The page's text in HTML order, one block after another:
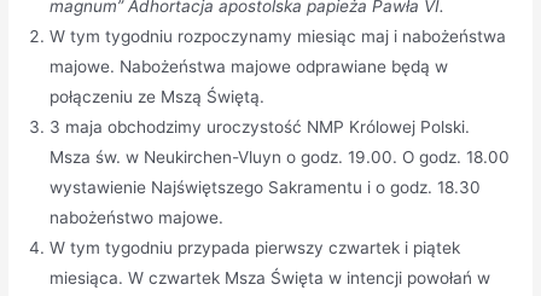
magnum” Adhortacja apostolska papieża Pawła VI.
W tym tygodniu rozpoczynamy miesiąc maj i nabożeństwa
majowe. Nabożeństwa majowe odprawiane będą w
połączeniu ze Mszą Świętą.
3 maja obchodzimy uroczystość NMP Królowej Polski.
Msza św. w Neukirchen-Vluyn o godz. 19.00. O godz. 18.00
wystawienie Najświętszego Sakramentu i o godz. 18.30
nabożeństwo majowe.
W tym tygodniu przypada pierwszy czwartek i piątek
miesiąca. W czwartek Msza Święta w intencji powołań w